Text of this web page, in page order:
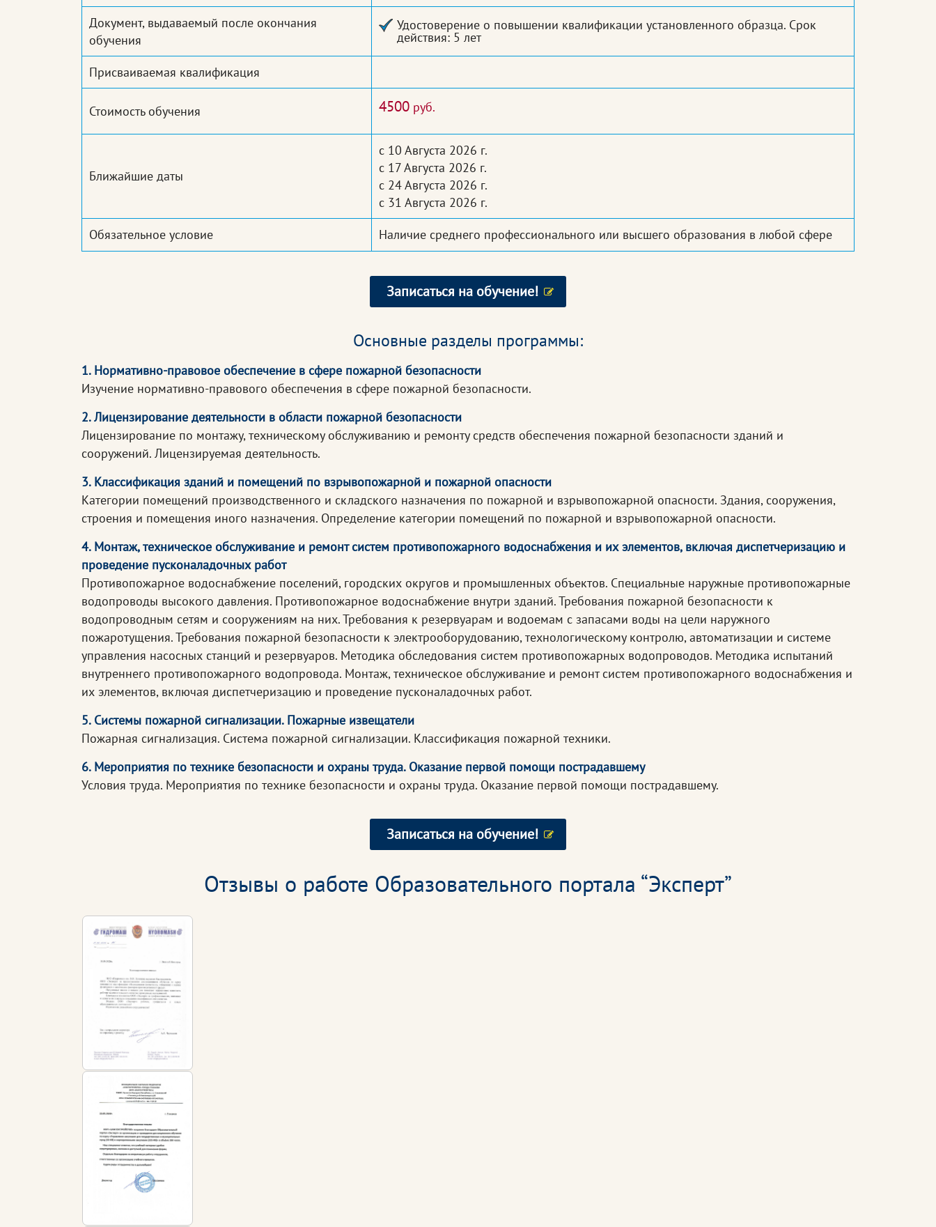
Документ, выдаваемый после окончания
обучения
Удостоверение о повышении квалификации установленного образца. Срок
действия: 5 лет
Присваиваемая квалификация
Стоимость обучения 4500 руб.
Ближайшие даты
с 10 Августа 2026 г.
с 17 Августа 2026 г.
с 24 Августа 2026 г.
с 31 Августа 2026 г.
Обязательное условие
Наличие среднего профессионального или высшего образования в любой сфере
Записаться на обучение!
Основные разделы программы:
1. Нормативно-правовое обеспечение в сфере пожарной безопасности
Изучение нормативно-правового обеспечения в сфере пожарной безопасности.
2. Лицензирование деятельности в области пожарной безопасности
Лицензирование по монтажу, техническому обслуживанию и ремонту средств обеспечения пожарной безопасности зданий и
сооружений. Лицензируемая деятельность.
3. Классификация зданий и помещений по взрывопожарной и пожарной опасности
Категории помещений производственного и складского назначения по пожарной и взрывопожарной опасности. Здания, сооружения,
строения и помещения иного назначения. Определение категории помещений по пожарной и взрывопожарной опасности.
4. Монтаж, техническое обслуживание и ремонт систем противопожарного водоснабжения и их элементов, включая диспетчеризацию и
проведение пусконаладочных работ
Противопожарное водоснабжение поселений, городских округов и промышленных объектов. Специальные наружные противопожарные
водопроводы высокого давления. Противопожарное водоснабжение внутри зданий. Требования пожарной безопасности к
водопроводным сетям и сооружениям на них. Требования к резервуарам и водоемам с запасами воды на цели наружного
пожаротущения. Требования пожарной безопасности к электрооборудованию, технологическому контролю, автоматизации и системе
управления насосных станций и резервуаров. Методика обследования систем противопожарных водопроводов. Методика испытаний
внутреннего противопожарного водопровода. Монтаж, техническое обслуживание и ремонт систем противопожарного водоснабжения и
их элементов, включая диспетчеризацию и проведение пусконаладочных работ.
5. Системы пожарной сигнализации. Пожарные извещатели
Пожарная сигнализация. Система пожарной сигнализации. Классификация пожарной техники.
6. Мероприятия по технике безопасности и охраны труда. Оказание первой помощи пострадавшему
Условия труда. Мероприятия по технике безопасности и охраны труда. Оказание первой помощи пострадавшему.
Записаться на обучение!
Отзывы о работе Образовательного портала “Эксперт”